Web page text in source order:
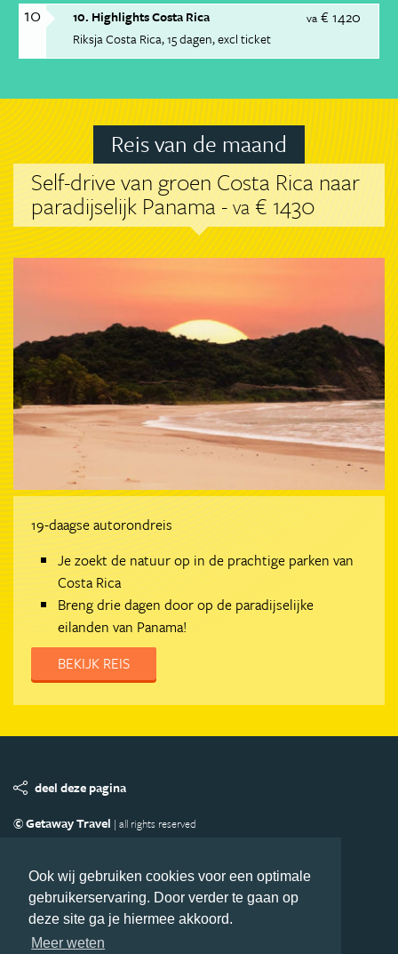
Ook wij gebruiken cookies voor een optimale
gebruikerservaring. Door verder te gaan op
deze site ga je hiermee akkoord.
Meer weten
10 va € 1420
10. Highlights Costa Rica
Riksja Costa Rica 15 dagen excl ticket
Reis van de maand
Self-drive van groen Costa Rica naar
paradijselijk Panama -va € 1430
19-daagse autorondreis
Je zoekt de natuur op in de prachtige parken van
Costa Rica
Breng drie dagen door op de paradijselijke
eilanden van Panama!
BEKIJK REIS
deel deze pagina
© Getaway Travel | all rights reserved
Copyright
Privacy statement Disclaimer
Cookies
Volg MiddenAmerika.nl
Nieuwsbrief
Facebook